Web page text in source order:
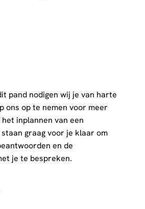
pand nodigen wij je van harte
ons op te nemen voor meer
inplannen van een
graag voor je klaar om
en de
je te bespreken.